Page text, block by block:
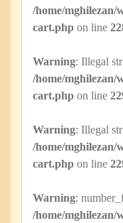
/home/mghilezan/
cart.php on line
Warning: Illegal
/home/mghilezan/
cart.php on line
Warning: Illegal
/home/mghilezan/
cart.php on line
Warning:
/home/mghilezan/